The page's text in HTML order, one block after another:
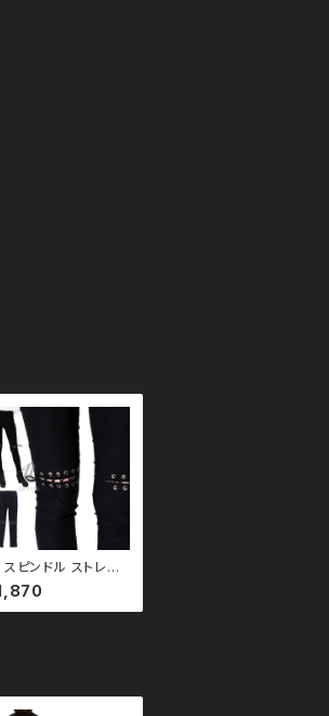
ピンドル ストレッ
レギンス ２size q
モノトーン
ックコーデ 黒コー